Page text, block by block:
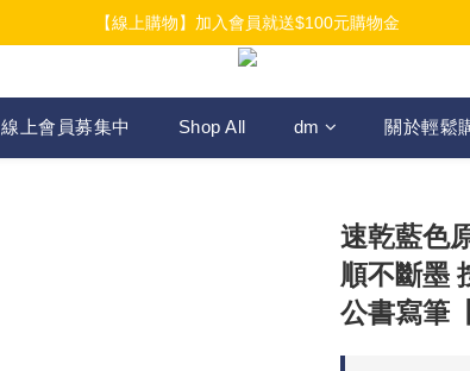
【線上購物】加入會員就送$100元購物金
【線上購物】加入會員就送$100元購物金
【線上購物】介紹好友加入會員再拿$50折扣金
線上會員募集中 Shop All dm 關於輕鬆
速乾藍色
順不斷墨
公書寫筆